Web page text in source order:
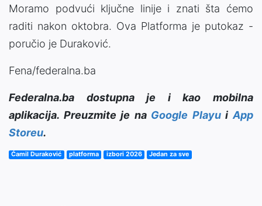
Moramo podvući ključne linije i znati šta ćemo
raditi nakon oktobra. Ova Platforma je putokaz -
poručio je Duraković.
Fena/federalna.ba
Federalna.ba dostupna je i kao mobilna
aplikacija. Preuzmite je na Google PlayuiApp
Storeu.
Ćamil Duraković platforma izbori 2026 Jedan za sve